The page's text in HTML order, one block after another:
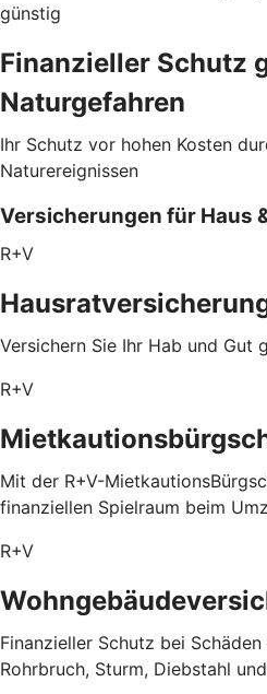
günstig
Finanzieller Schutz
Naturgefahren
Ihr Schutz vor hohen Kosten
Naturereignissen
Versicherungen für Haus
R+V
Versichern Sie Ihr Hab und Gut
R+V
Mit der R+V-
finanziellen Spielraum beim
R+V
Finanzieller Schutz bei
Rohrbruch, Sturm, Diebstahl